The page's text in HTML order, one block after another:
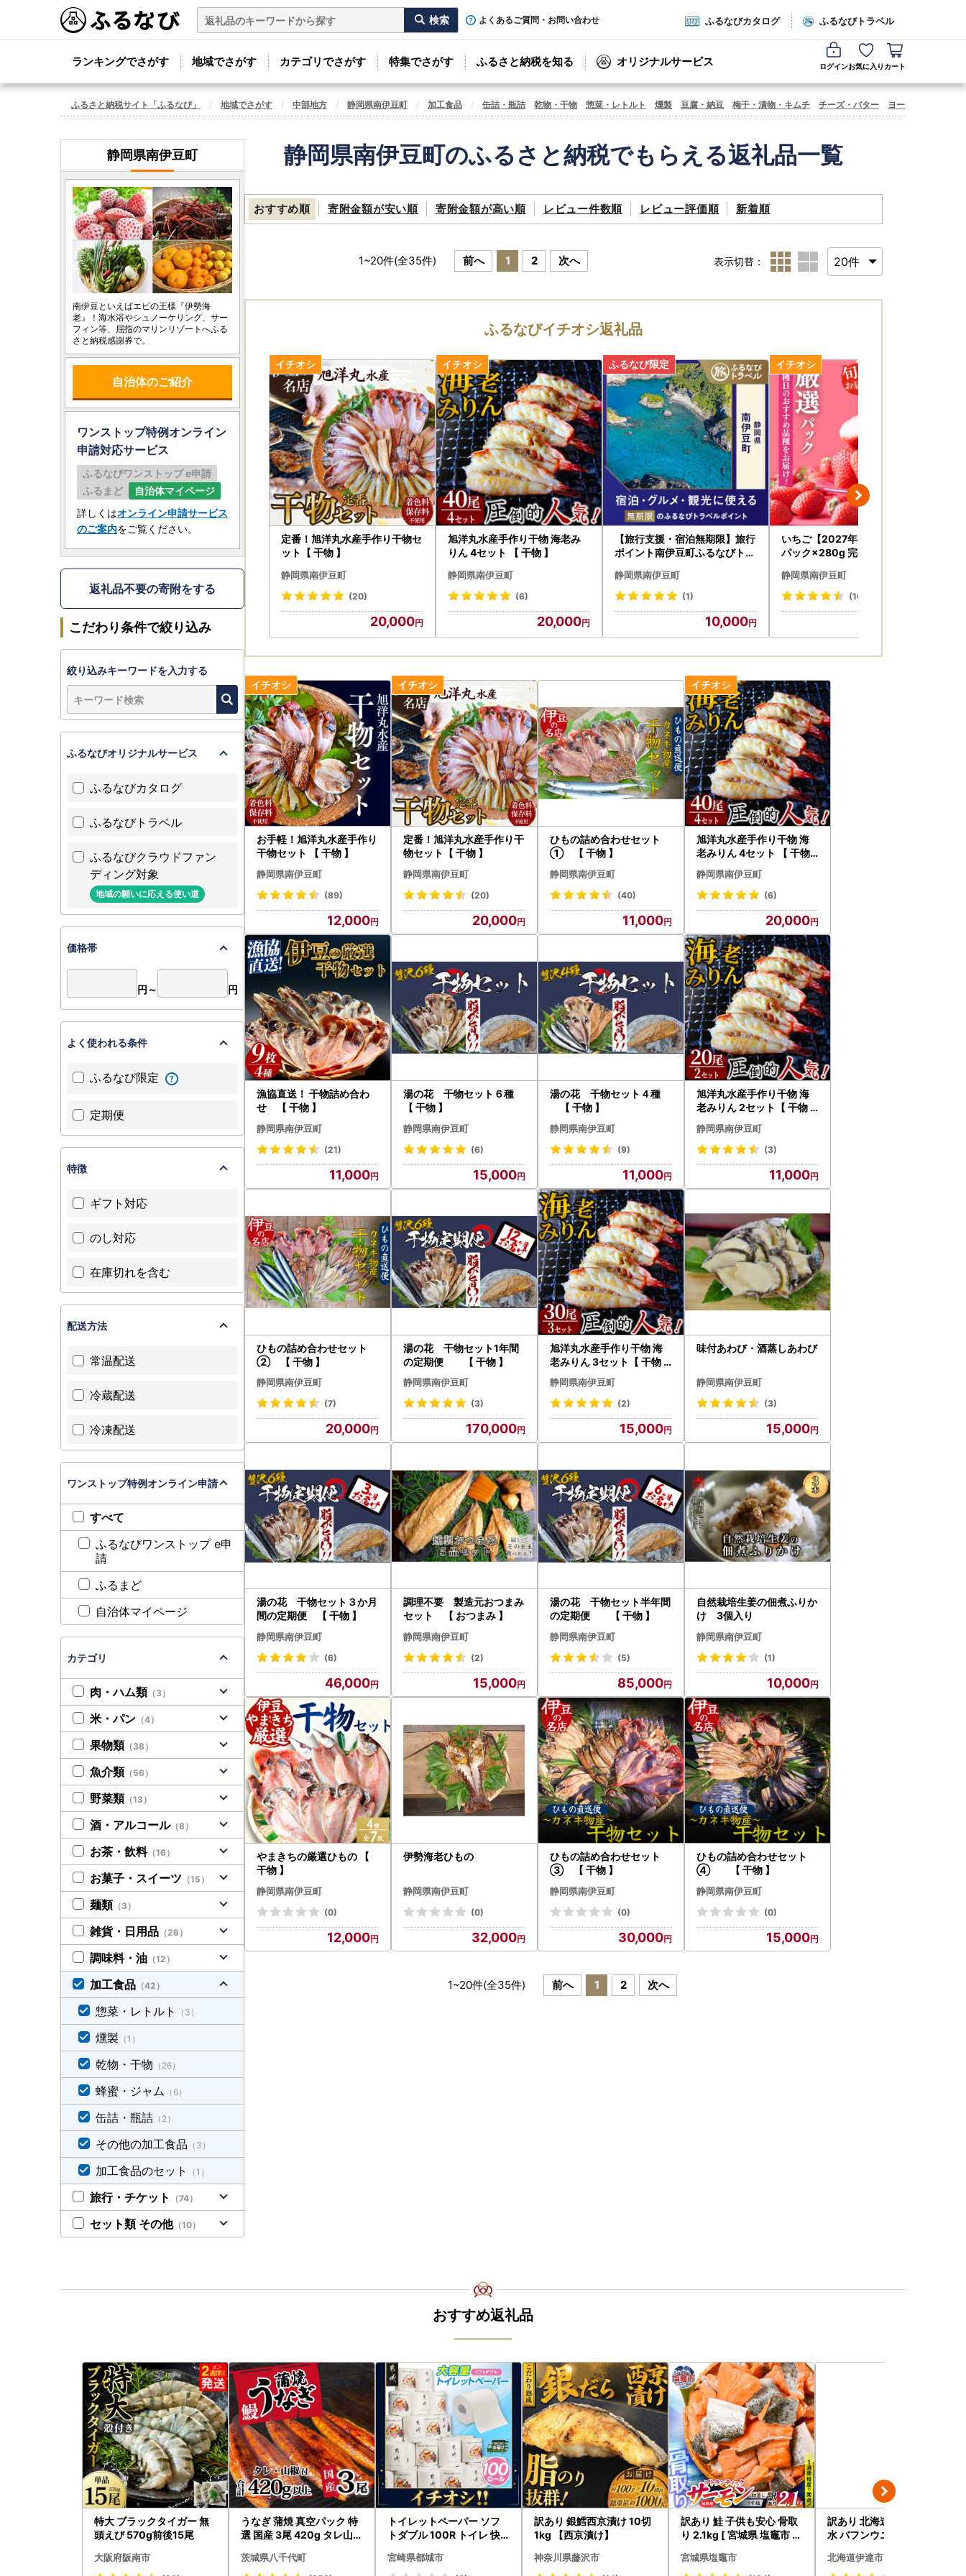
よくあるご質問・お問い合わせ ふるなびカタログ ふるなびトラベル
ランキングでさがす 地域でさがす カテゴリでさがす 特集でさがす ふるさと納税を知る オリジナルサービス ログインお気に入り カート
ふるさと納税サイト「ふるなび」 地域でさがす 中部地方 静岡県南伊豆町 加工食品 缶詰・瓶詰 乾物・干物 惣菜・レトルト 燻製 豆腐・納豆 梅干・漬物・キムチ チーズ・バター ヨーグルト
静岡県南伊豆町のふるさと納税でもらえる返礼品一覧
おすすめ順 寄附金額が安い順 寄附金額が高い順 レビュー件数順 レビュー評価順 新着順
1~20件(全35件) 前へ 1 2 次へ 表示切替：
ふるなびイチオシ返礼品
定番！旭洋丸水産手作り干物セ
ット【 干物 】
静岡県南伊豆町
(20)
20,000
旭洋丸水産手作り干物 海老み
りん 4セット 【 干物 】
静岡県南伊豆町
(6)
20,000
【旅行支援・宿泊無期限】旅行
ポイント南伊豆町ふるなびトラ
静岡県南伊豆町
(1)
10,000
いちご【2027年発送】厳選 2
パック×280g 完熟いちご
静岡県南伊豆町
(16)
お手軽！旭洋丸水産手作り
干物セット 【 干物 】
静岡県南伊豆町
(89)
12,000
定番！旭洋丸水産手作り干
物セット【 干物 】
静岡県南伊豆町
(20)
20,000
ひもの詰め合わせセット
① 【 干物 】
静岡県南伊豆町
(40)
11,000
旭洋丸水産手作り干物 海
老みりん 4セット 【 干物
静岡県南伊豆町
(6)
20,000
漁協直送！ 干物詰め合わ
せ 【 干物 】
静岡県南伊豆町
(21)
11,000
湯の花 干物セット６種
【 干物 】
静岡県南伊豆町
(6)
15,000
湯の花 干物セット４種
【 干物 】
静岡県南伊豆町
(9)
11,000
旭洋丸水産手作り干物 海
老みりん 2セット【 干物
静岡県南伊豆町
(3)
11,000
ひもの詰め合わせセット
② 【 干物 】
静岡県南伊豆町
(7)
20,000
湯の花 干物セット1年間
の定期便 【 干物 】
静岡県南伊豆町
(3)
170,000
旭洋丸水産手作り干物 海
老みりん 3セット【 干物
】
静岡県南伊豆町
(2)
15,000
味付あわび・酒蒸しあわび
静岡県南伊豆町
(3)
15,000
湯の花 干物セット３か月
間の定期便 【 干物 】
静岡県南伊豆町
(6)
46,000
調理不要 製造元おつまみ
セット 【 おつまみ 】
静岡県南伊豆町
(2)
15,000
湯の花 干物セット半年間
の定期便 【 干物 】
静岡県南伊豆町
(5)
85,000
自然栽培生姜の佃煮ふりか
け 3個入り
静岡県南伊豆町
(1)
10,000
やまきちの厳選ひもの 【
干物 】
静岡県南伊豆町
(0)
12,000
伊勢海老ひもの
静岡県南伊豆町
(0)
32,000
ひもの詰め合わせセット
③ 【 干物 】
静岡県南伊豆町
(0)
30,000
ひもの詰め合わせセット
④ 【 干物 】
静岡県南伊豆町
(0)
15,000
1~20件(全35件) 前へ 1 2 次へ
静岡県南伊豆町
南伊豆といえばエビの王様『伊勢海
老』！海水浴やシュノーケリング、サー
フィン等、屈指のマリンリゾートへふる
さと納税感謝券で。
自治体のご紹介
ワンストップ特例オンライン
申請対応サービス
ふるなびワンストップ e申請
ふるまど
自治体マイページ
詳しくはオンライン申請サービス
のご案内をご覧ください。
返礼品不要の寄附をする
こだわり条件で絞り込み
絞り込みキーワードを入力する
ふるなびオリジナルサービス
ふるなびカタログ
ふるなびトラベル
ふるなびクラウドファン
ディング対象
地域の願いに応える使い道
価格帯
円～ 円
よく使われる条件
ふるなび限定
定期便
特徴
ギフト対応
のし対応
在庫切れを含む
配送方法
常温配送
冷蔵配送
冷凍配送
ワンストップ特例オンライン申請
すべて
ふるなびワンストップ e申
請
ふるまど
自治体マイページ
カテゴリ
肉・ハム類 （3）
米・パン （4）
果物類 （38）
魚介類 （56）
野菜類 （13）
酒・アルコール（8）
お茶・飲料（16）
お菓子・スイーツ （15）
麺類 （3）
雑貨・日用品 （26）
調味料・油 （12）
加工食品 （42）
惣菜・レトルト （3）
燻製 （1）
乾物・干物 （26）
蜂蜜・ジャム （6）
缶詰・瓶詰 （2）
その他の加工食品 （3）
加工食品のセット （1）
旅行・チケット （74）
セット類 その他（10）
おすすめ返礼品
特大 ブラックタイガー 無
頭えび 570g前後15尾
大阪府阪南市
うなぎ 蒲焼 真空パック 特
選 国産 3尾 420g タレ山椒
あり 茨城 ウナギ 鰻 個包装
茨城県八千代町
トイレットペーパー ソフ
トダブル 100R トイレ 快
宮崎県都城市
訳あり 銀鱈西京漬け 10切
1kg 【西京漬け】
神奈川県藤沢市
訳あり 鮭 子供も安心 骨取
り 2.1kg [ 宮城県 塩竈市 ]
宮城県塩竈市
訳あり 北海道 噴火湾産 塩
水 バフンウニ 100g 2パッ
付き》うに ウニ 雲丹 海鮮
北海道伊達市